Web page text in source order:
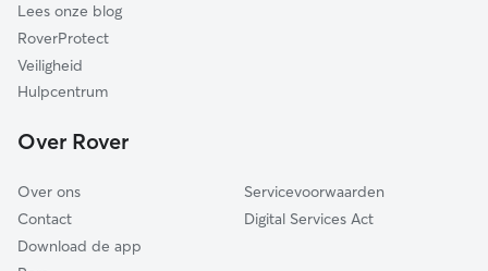
Sittard-Geleen
Peel en Maas
Onderbanken
Cranendonck
Lees onze blog
RoverProtect
Veiligheid
Hulpcentrum
Over Rover
Over ons
Contact
Download de app
Servicevoorwaarden
Digital Services Act